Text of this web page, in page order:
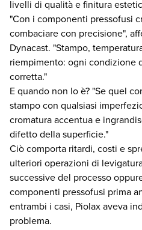
livelli di qualità e finitura
"Con i componenti pressofusi
combaciare con precisione",
Dynacast. "Stampo,
riempimento: ogni condizione
corretta."
E quando non lo è? "Se quel
stampo con qualsiasi
cromatura accentua e
difetto della superficie."
Ciò comporta ritardi, costi e
ulteriori operazioni di
successive del processo
componenti pressofusi prima
entrambi i casi, Piolax aveva
problema.